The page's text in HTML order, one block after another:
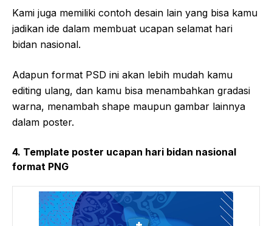
Kami juga memiliki contoh desain lain yang bisa kamu
jadikan ide dalam membuat ucapan selamat hari
bidan nasional.
Adapun format PSD ini akan lebih mudah kamu
editing ulang, dan kamu bisa menambahkan gradasi
warna, menambah shape maupun gambar lainnya
dalam poster.
4. Template poster ucapan hari bidan nasional
format PNG